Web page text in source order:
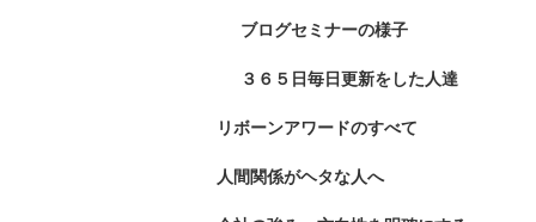
ブログセミナーの様子
３６５日毎日更新をした人達
リボーンアワードのすべて
人間関係がヘタな人へ